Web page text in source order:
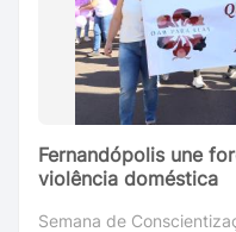
Fernandópolis une
violência doméstica
Semana de